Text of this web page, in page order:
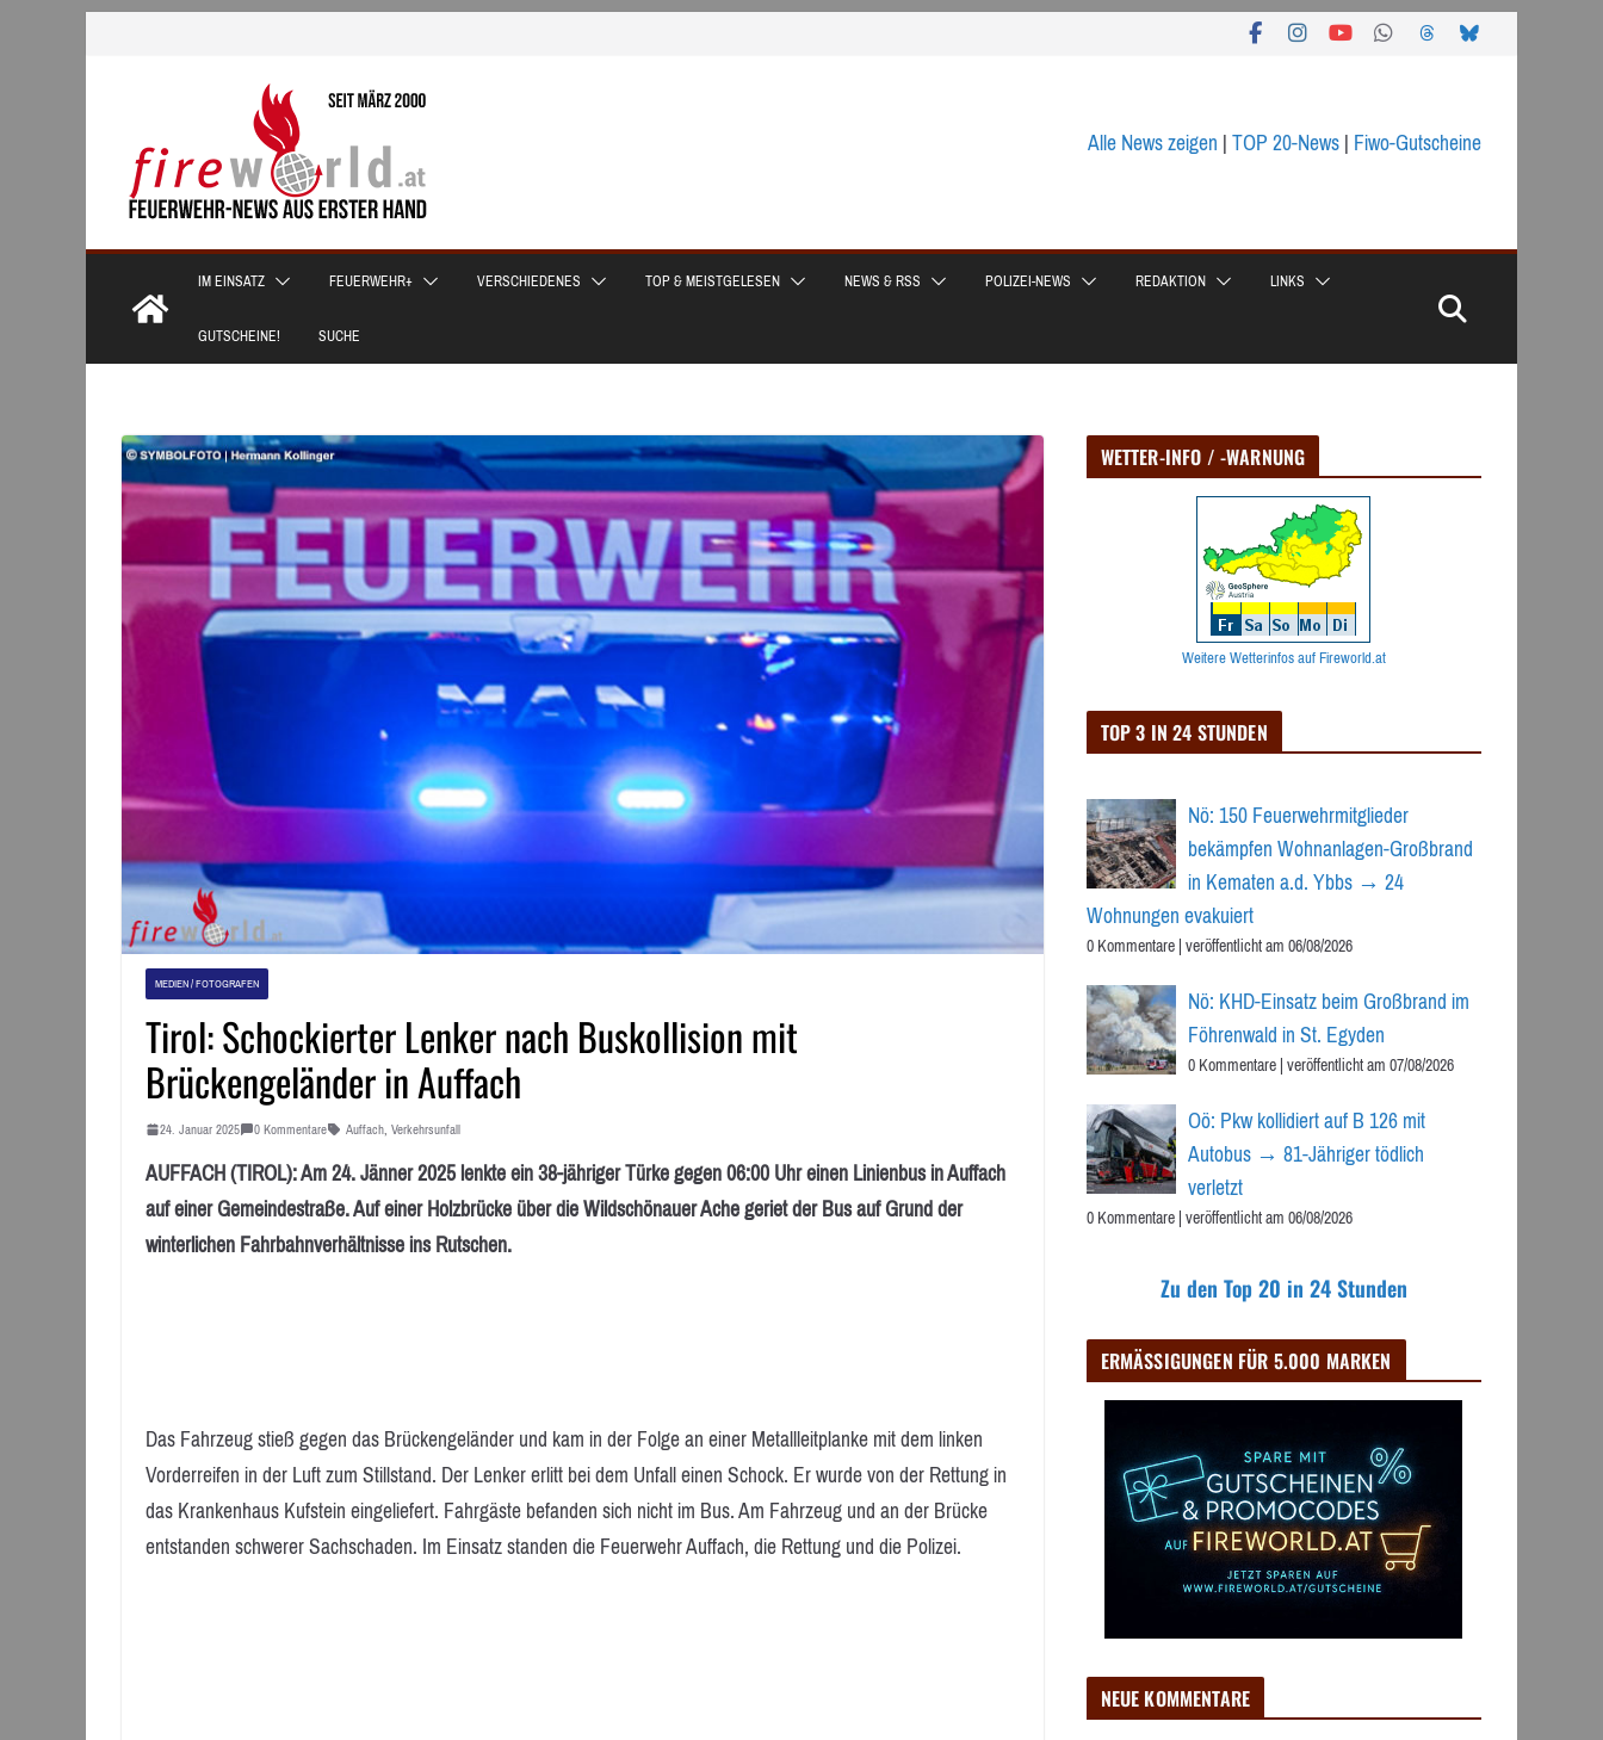
Alle News zeigen|TOP 20-News|Fiwo-Gutscheine
IM EINSATZ FEUERWEHR+ VERSCHIEDENES TOP & MEISTGELESEN NEWS & RSS POLIZEI-NEWS REDAKTION LINKS
GUTSCHEINE! SUCHE
MEDIEN / FOTOGRAFEN
Tirol: Schockierter Lenker nach Buskollision mit
Brückengeländer in Auffach
24. Januar 2025 0 Kommentare Auffach, Verkehrsunfall
AUFFACH (TIROL): Am 24. Jänner 2025 lenkte ein 38-jähriger Türke gegen 06:00 Uhr einen Linienbus in Auffach
auf einer Gemeindestraße. Auf einer Holzbrücke über die Wildschönauer Ache geriet der Bus auf Grund der
winterlichen Fahrbahnverhältnisse ins Rutschen.
Das Fahrzeug stieß gegen das Brückengeländer und kam in der Folge an einer Metallleitplanke mit dem linken
Vorderreifen in der Luft zum Stillstand. Der Lenker erlitt bei dem Unfall einen Schock. Er wurde von der Rettung in
das Krankenhaus Kufstein eingeliefert. Fahrgäste befanden sich nicht im Bus. Am Fahrzeug und an der Brücke
entstanden schwerer Sachschaden. Im Einsatz standen die Feuerwehr Auffach, die Rettung und die Polizei.
WETTER-INFO / -WARNUNG
Weitere Wetterinfos auf Fireworld.at
TOP 3 IN 24 STUNDEN
Nö: 150 Feuerwehrmitglieder
bekämpfen Wohnanlagen-Großbrand
in Kematen a.d. Ybbs → 24
Wohnungen evakuiert
0 Kommentare|veröffentlicht am 06/08/2026
Nö: KHD-Einsatz beim Großbrand im
Föhrenwald in St. Egyden
0 Kommentare|veröffentlicht am 07/08/2026
Oö: Pkw kollidiert auf B 126 mit
Autobus → 81-Jähriger tödlich
verletzt
0 Kommentare|veröffentlicht am 06/08/2026
Zu den Top 20 in 24 Stunden
ERMÄSSIGUNGEN FÜR 5.000 MARKEN
NEUE KOMMENTARE